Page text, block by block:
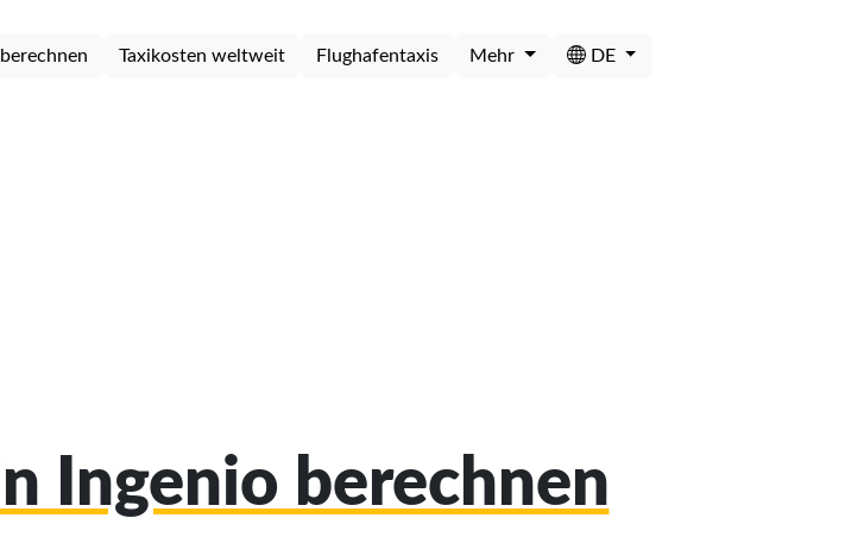
Taxikosten weltweit Flughafentaxis Mehr DE
Ingenio berechnen